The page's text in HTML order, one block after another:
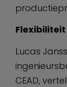
Flexibiliteit
Lucas
CEAD,